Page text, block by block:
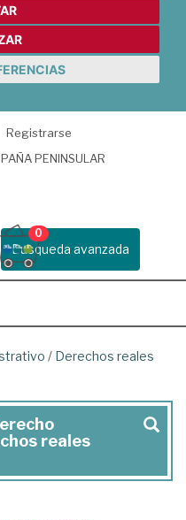
Registrarse
PENINSULAR
Busqueda avanzada
0
/ Derechos reales
reales